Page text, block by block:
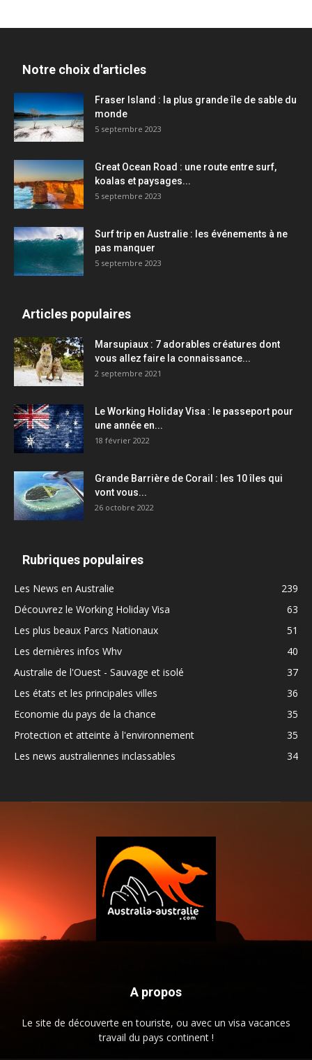
Notre choix d'articles
Fraser Island : la plus grande île de sable du
monde
5 septembre 2023
Great Ocean Road : une route entre surf,
koalas et paysages...
5 septembre 2023
Surf trip en Australie : les événements à ne
pas manquer
5 septembre 2023
Articles populaires
Marsupiaux : 7 adorables créatures dont
vous allez faire la connaissance...
2 septembre 2021
Le Working Holiday Visa : le passeport pour
une année en...
18 février 2022
Grande Barrière de Corail : les 10 îles qui
vont vous...
26 octobre 2022
Rubriques populaires
Les News en Australie
239
Découvrez le Working Holiday Visa
63
Les plus beaux Parcs Nationaux
51
Les dernières infos Whv
40
Australie de l'Ouest - Sauvage et isolé
37
Les états et les principales villes
36
Economie du pays de la chance
35
Protection et atteinte à l'environnement
35
Les news australiennes inclassables
34
A propos
Le site de découverte en touriste, ou avec un visa vacances
travail du pays continent !